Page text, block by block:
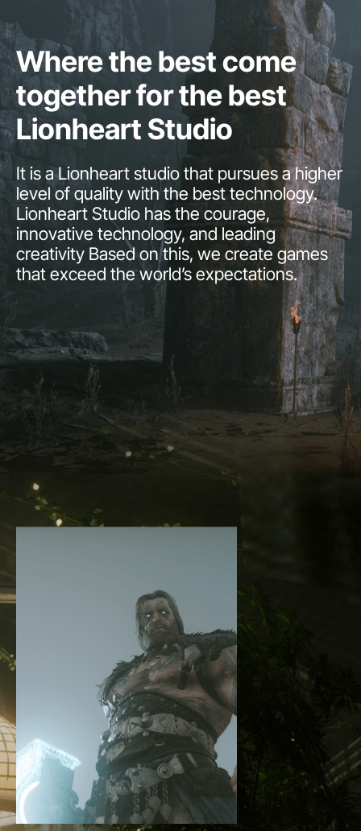
Where the best come
together for the best
Lionheart Studio
It is a Lionheart studio that pursues a higher
level of quality with the best technology.
Lionheart Studio has the courage,
innovative technology, and leading
creativity Based on this, we create games
that exceed the world’s expectations.